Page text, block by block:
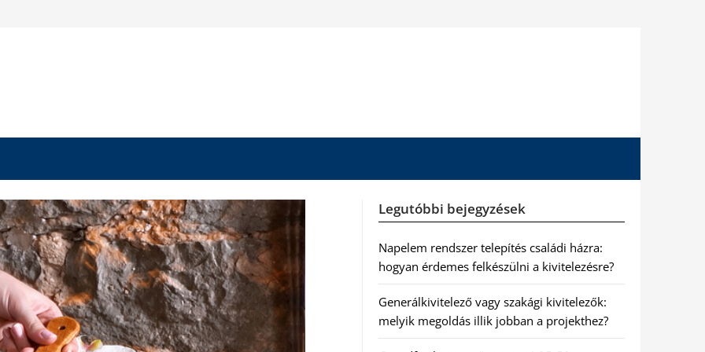
Legutóbbi bejegyzések
Napelem rendszer telepítés családi házra:
hogyan érdemes felkészülni a kivitelezésre?
Generálkivitelező vagy szakági kivitelezők:
melyik megoldás illik jobban a projekthez?